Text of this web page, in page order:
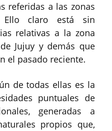
referidas a las zonas
Ello claro está sin
relativas a la zona
Jujuy y demás que
el pasado reciente.
de todas ellas es la
puntuales de
generadas a
propios que,